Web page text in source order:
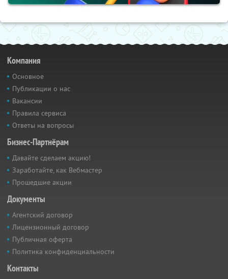
Компания
Основное
Публикации о нас
Вакансии
Правила сервиса
Ответы на вопросы
Бизнес-Партнёрам
Давайте сделаем акцию!
Заработайте, как Вебмастер
Прошедшие акции
Документы
Агентский договор
Лицензионный договор
Публичная оферта
Политика конфиденциальности
Контакты